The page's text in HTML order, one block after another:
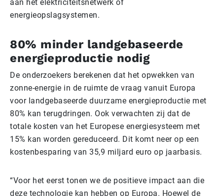
aan het elektriciteitsnetwerk of
energieopslagsystemen.
80% minder landgebaseerde
energieproductie nodig
De onderzoekers berekenen dat het opwekken van
zonne-energie in de ruimte de vraag vanuit Europa
voor landgebaseerde duurzame energieproductie met
80% kan terugdringen. Ook verwachten zij dat de
totale kosten van het Europese energiesysteem met
15% kan worden gereduceerd. Dit komt neer op een
kostenbesparing van 35,9 miljard euro op jaarbasis.
“Voor het eerst tonen we de positieve impact aan die
deze technologie kan hebben op Europa. Hoewel de